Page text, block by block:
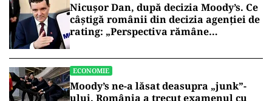
Nicușor Dan, după decizia Moody’s. Ce
câștigă românii din decizia agenției de
rating: „Perspectiva rămâne
ECONOMIE
Moody’s ne-a lăsat deasupra „junk”-
ului. România a trecut examenul cu